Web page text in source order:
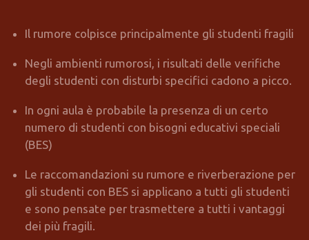
Il rumore colpisce principalmente gli studenti fragili
Negli ambienti rumorosi, i risultati delle verifiche
degli studenti con disturbi specifici cadono a picco.
In ogni aula è probabile la presenza di un certo
numero di studenti con bisogni educativi speciali
(BES)
Le raccomandazioni su rumore e riverberazione per
gli studenti con BES si applicano a tutti gli studenti
e sono pensate per trasmettere a tutti i vantaggi
dei più fragili.